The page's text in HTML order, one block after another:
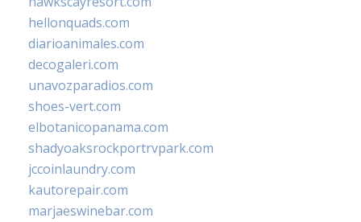
hellonquads.com
diarioanimales.com
decogaleri.com
unavozparadios.com
shoes-vert.com
elbotanicopanama.com
shadyoaksrockportrvpark.com
jccoinlaundry.com
kautorepair.com
marjaeswinebar.com